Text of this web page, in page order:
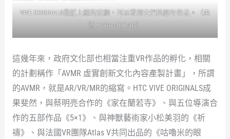
VIVE ORIGINALS最近上線的官網，可以看到它們的歷年作品。（來
源：vive originals）
這幾年來，政府文化部也相當注重VR作品的孵化，相關
的計劃稱作「AVMR 虛實創新文化內容產製計畫」，所謂
的AVMR，就是AR/VR/MR的縮寫。HTC VIVE ORIGINALS成
果斐然，與蔡明亮合作的《家在蘭若寺》、與五位導演合
作的五部作品《5×1》、與神獸藝術家小松美羽的《祈
禱》、與法國VR團隊Atlas V共同出品的《咕嚕米的眼